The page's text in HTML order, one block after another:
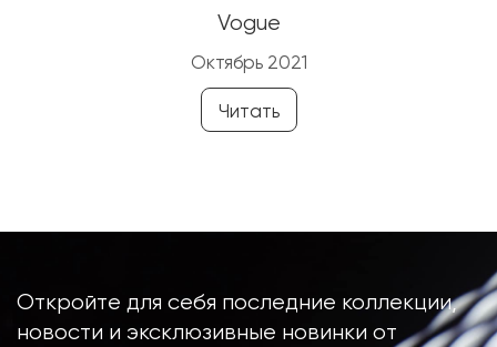
Vogue
Октябрь 2021
Читать
Откройте для себя последние коллекции,
новости и эксклюзивные новинки от